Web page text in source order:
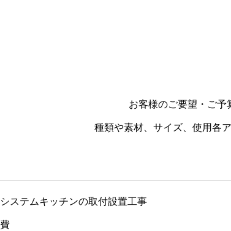
お客様のご要望・ご予
種類や素材、サイズ、使用各
システムキッチンの取付設置工事
費 ※ご相